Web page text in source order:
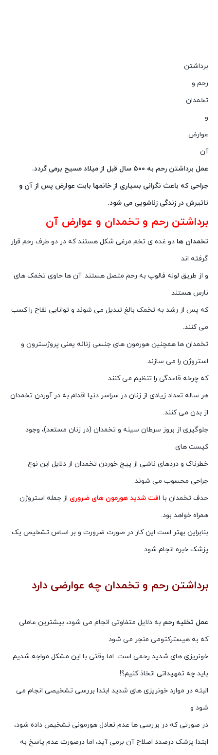
برداشتن
رحم و
تخمدان
و
عوارض
آن
عمل برداشتن رحم به ۵۰۰ سال قبل از میلاد مسیح برمی گردد.
جراحی که باعث نگرانی بسیاری از خانمها بابت عوارض پس از آن و
تاثیرش در زندگی زناشویی می شود.
برداشتن رحم و تخمدان و عوارض آن
تخمدان ها دو غده ی تخم مرغی شکل هستند که در دو طرف رحم قرار
گرفته اند
و از طریق لوله فالوپ به رحم متصل هستند. آن ها حاوی تخمک های
نارس هستند
که پس از رشد به تخمک بالغ تبدیل می شوند و توانایی لقاح را کسب
می کنند.
تخمدان ها همچنین هورمون های جنسی زنانه یعنی پروژسترون و
استروژن را می سازند
که چرخه قاعدگی را تنظیم می کنند.
هر ساله تعداد زیادی از زنان در سراسر دنیا اقدام به در آوردن تخمدان
از بدن می کنند.
جلوگیری از بروز سرطان سینه و تخمدان (در زنان مستعد)، وجود
کیست های
خطرناک و دردهای ناشی از پیچ خوردن تخمدان از دلایل این نوع
جراحی محسوب می شوند.
حدف تخمدان با افت شدید هورمون های ضروری از جمله استروژن
همراه خواهد بود.
بنابراین بهتر است این کار در صورت ضرورت و بر اساس تشخیص یک
پزشک خبره انجام شود .
برداشتن رحم و تخمدان چه عوارضی دارد
عمل تخلیه رحم به دلایل متفاوتی انجام می شود، بیشترین عاملی
که به هیسترکتومی منجر می شود
خونریزی های شدید رحمی است. اما وقتی با این مشکل مواجه شدیم
باید چه تمهیداتی اتخاذ کنیم؟!
البته در موارد خونریزی های شدید ابتدا بررسی تشخیصی انجام می
شود و
در صورتی که در بررسی ها عدم تعادل هورمونی تشخیص داده شود،
ابتدا پزشک درصدد اصلاح آن برمی آید، اما درصورت عدم پاسخ به